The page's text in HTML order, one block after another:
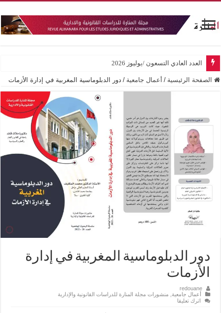
العدد العادي التسعون /يوليوز 2026
الصفحة الرئيسية / أعمال جامعية / دور الدبلوماسية المغربية في إدارة الأزمات
دور الدبلوماسية المغربية في إدارة
الأزمات
redouane
أعمال جامعية, منشورات مجلة المنارة للدراسات القانونية والإدارية
اترك تعليقا